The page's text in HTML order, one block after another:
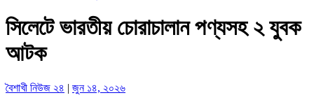
সিলেটে ভারতীয় চোরাচালান পণ্যসহ ২ যুবক
আটক
বৈশাখী নিউজ ২৪ | জুন ১৪, ২০২৬